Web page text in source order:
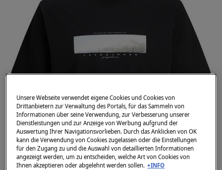
Unsere Webseite verwendet eigene Cookies und Cookies von
Drittanbietern zur Verwaltung des Portals, für das Sammeln von
Informationen über seine Verwendung, zur Verbesserung unserer
Dienstleistungen und zur Anzeige von Werbung aufgrund der
Auswertung Ihrer Navigationsvorlieben. Durch das Anklicken von OK
kann die Verwendung von Cookies zugelassen oder die Einstellungen
für den Zugang zu und die Auswahl von detaillierten Informationen
angezeigt werden, um zu entscheiden, welche Art von Cookies von
Ihnen akzeptieren oder abgelehnt werden sollen. +INFO